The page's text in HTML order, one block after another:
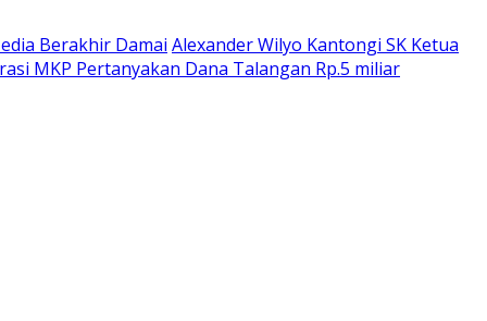
Berakhir Damai Alexander Wilyo Kantongi SK Ketua
MKP Pertanyakan Dana Talangan Rp.5 miliar